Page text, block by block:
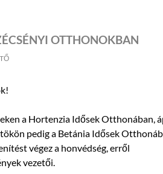
OTTHONOKBAN
a Hortenzia Idősek Otthonában,
pedig a Betánia Idősek
végez a honvédség, erről
vezetői.